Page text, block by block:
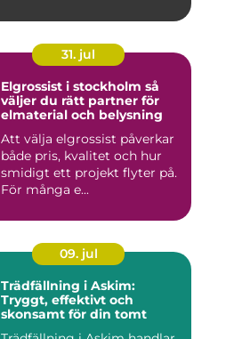
31. jul
Elgrossist i stockholm så
väljer du rätt partner för
elmaterial och belysning
Att välja elgrossist påverkar
både pris, kvalitet och hur
smidigt ett projekt flyter på.
För många e...
09. jul
Trädfällning i Askim:
Tryggt, effektivt och
skonsamt för din tomt